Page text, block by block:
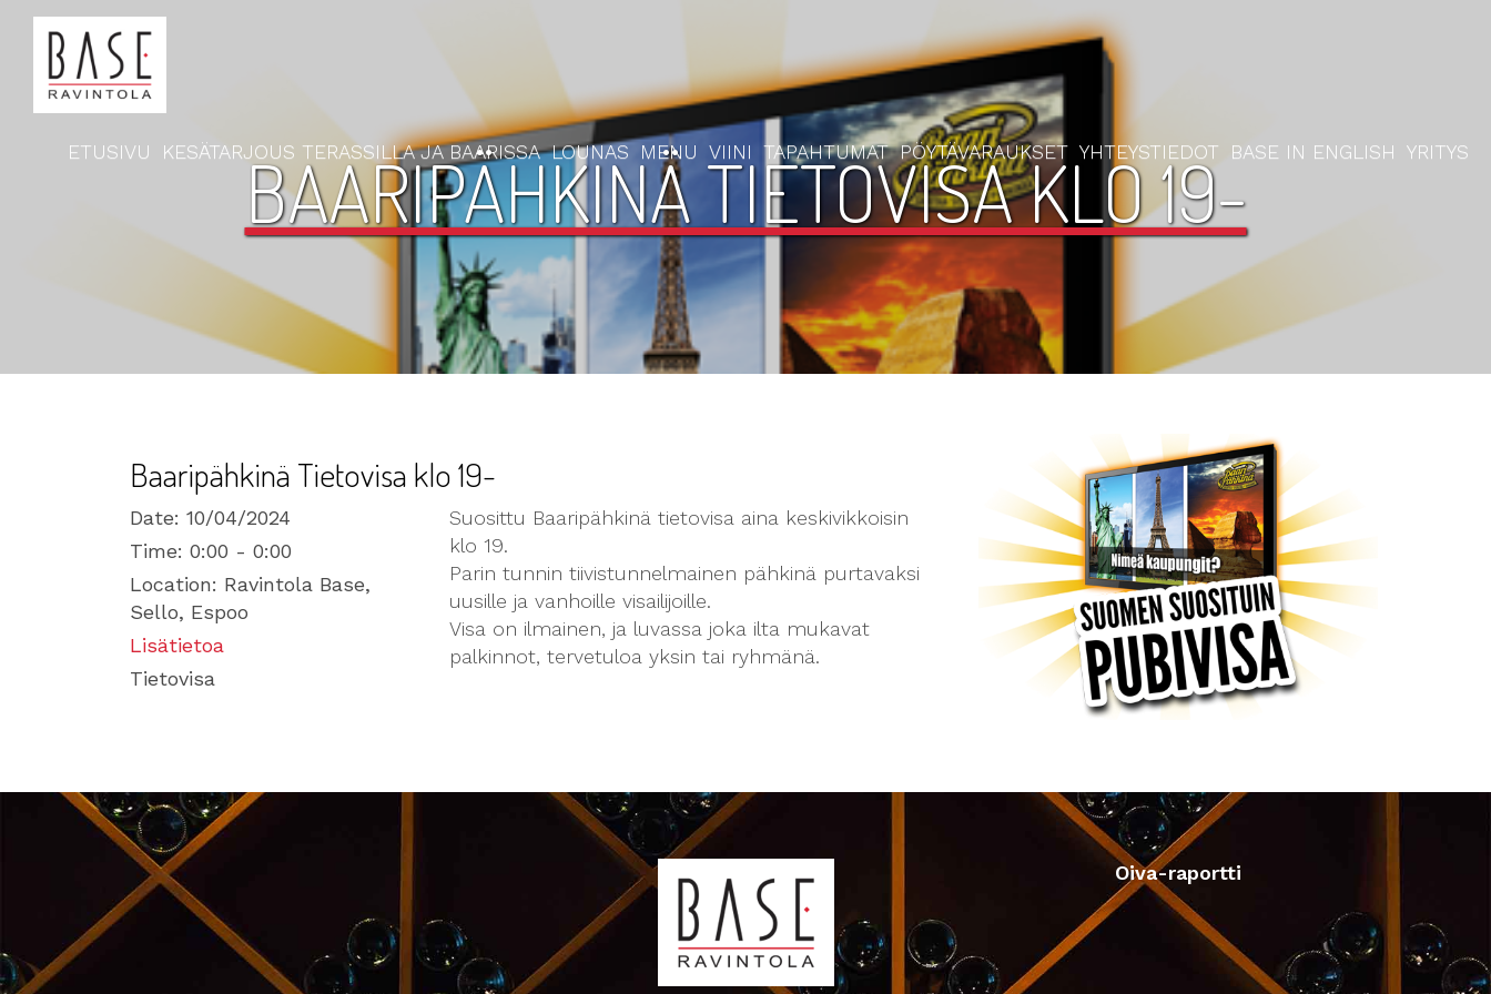
ETUSIVU KESÄTARJOUS TERASSILLA JA BAARISSA LOUNAS MENU VIINI TAPAHTUMAT PÖYTÄVARAUKSET YHTEYSTIEDOT BASE IN ENGLISH YRITYS
BAARIPÄHKINÄ TIETOVISA KLO 19-
Baaripähkinä Tietovisa klo 19-
Date: 10/04/2024
Time: 0:00 - 0:00
Location: Ravintola Base,
Sello, Espoo
Lisätietoa
Tietovisa
Suosittu Baaripähkinä tietovisa aina keskivikkoisin
klo 19.
Parin tunnin tiivistunnelmainen pähkinä purtavaksi
uusille ja vanhoille visailijoille.
Visa on ilmainen, ja luvassa joka ilta mukavat
palkinnot, tervetuloa yksin tai ryhmänä.
Oiva-raportti